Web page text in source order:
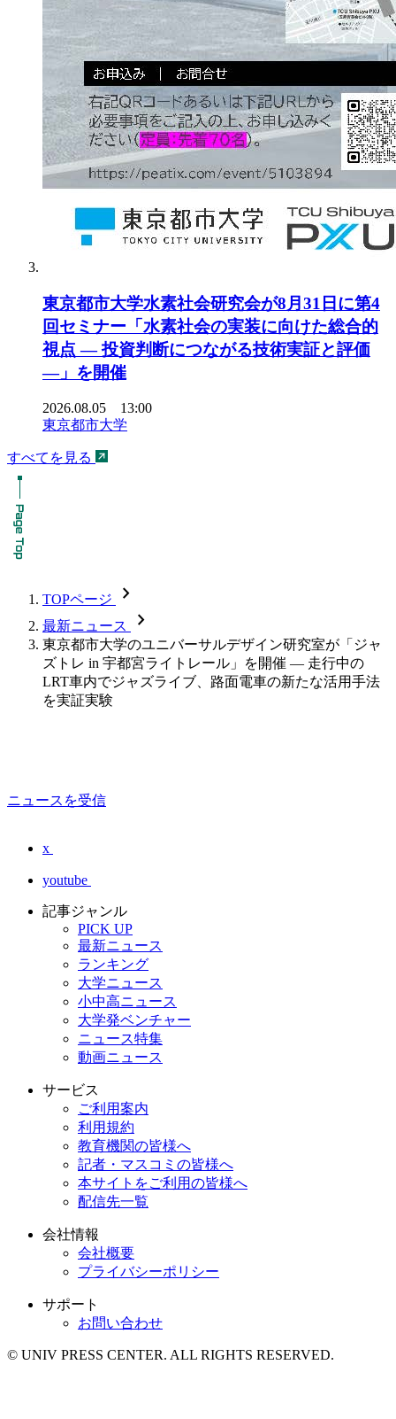
東京都市大学水素社会研究会が8月31日に第4
回セミナー「水素社会の実装に向けた総合的
視点 ― 投資判断につながる技術実証と評価
―」を開催
2026.08.05 13:00
東京都市大学
すべてを見る
TOPページ chevron_forward
最新ニュース chevron_forward
東京都市大学のユニバーサルデザイン研究室が「ジャ
ズトレ in 宇都宮ライトレール」を開催 ― 走行中の
LRT車内でジャズライブ、路面電車の新たな活用手法
を実証実験
ニュースを受信
x
youtube
記事ジャンル
PICK UP
最新ニュース
ランキング
大学ニュース
小中高ニュース
大学発ベンチャー
ニュース特集
動画ニュース
サービス
ご利用案内
利用規約
教育機関の皆様へ
記者・マスコミの皆様へ
本サイトをご利用の皆様へ
配信先一覧
会社情報
会社概要
プライバシーポリシー
サポート
お問い合わせ
© UNIV PRESS CENTER. ALL RIGHTS RESERVED.